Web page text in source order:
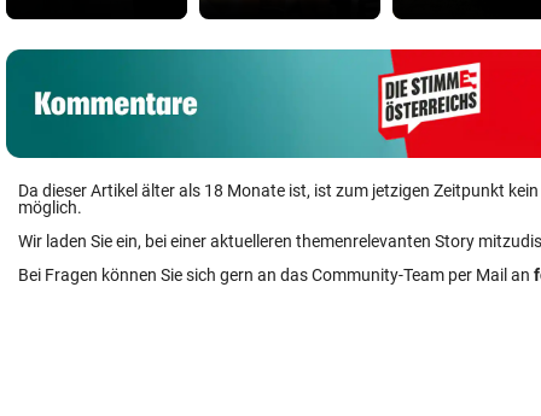
Da dieser Artikel älter als 18 Monate ist, ist zum jetzigen Zeitpunkt
möglich.
Wir laden Sie ein, bei einer aktuelleren themenrelevanten Story
Bei Fragen können Sie sich gern an das Community-Team per Mail an